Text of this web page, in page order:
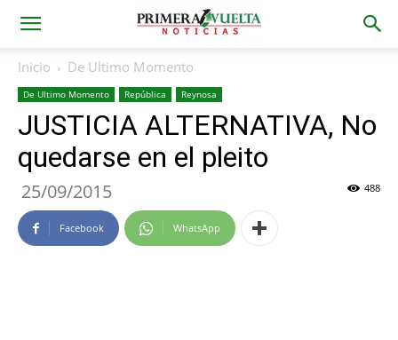
Inicio De Ultimo Momento
De Ultimo Momento República Reynosa
JUSTICIA ALTERNATIVA, No
quedarse en el pleito
25/09/2015 488
Facebook WhatsApp